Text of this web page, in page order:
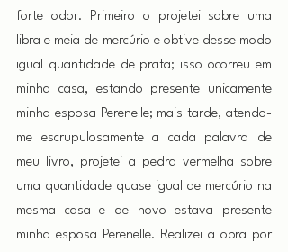
forte odor. Primeiro o projetei sobre uma
libra e meia de mercúrio e obtive desse modo
igual quantidade de prata; isso ocorreu em
minha casa, estando presente unicamente
minha esposa Perenelle; mais tarde, atendo-
me escrupulosamente a cada palavra de
meu livro, projetei a pedra vermelha sobre
uma quantidade quase igual de mercúrio na
mesma casa e de novo estava presente
minha esposa Perenelle. Realizei a obra por